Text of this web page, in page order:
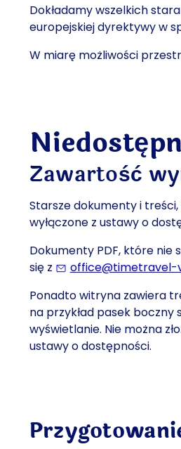
Dokładamy wszelkich
europejskiej dyrektywy w
W miarę możliwości
Zawartość
Starsze dokumenty i
wyłączone z ustawy o
Dokumenty PDF, które
się z
office@timetravel-
Ponadto witryna zawiera
na przykład pasek
wyświetlanie. Nie można
ustawy o dostępności.